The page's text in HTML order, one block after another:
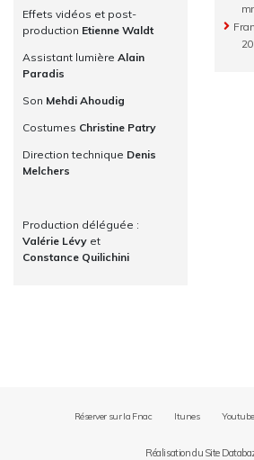
Effets vidéos et post-
production Etienne Waldt
Assistant lumière Alain
Paradis
Son Mehdi Ahoudig
Costumes Christine Patry
Direction technique Denis
Melchers
Production déléguée :
Valérie Lévy et
Constance Quilichini
Réserver sur la Fnac Itunes Youtube
Réalisation du Site